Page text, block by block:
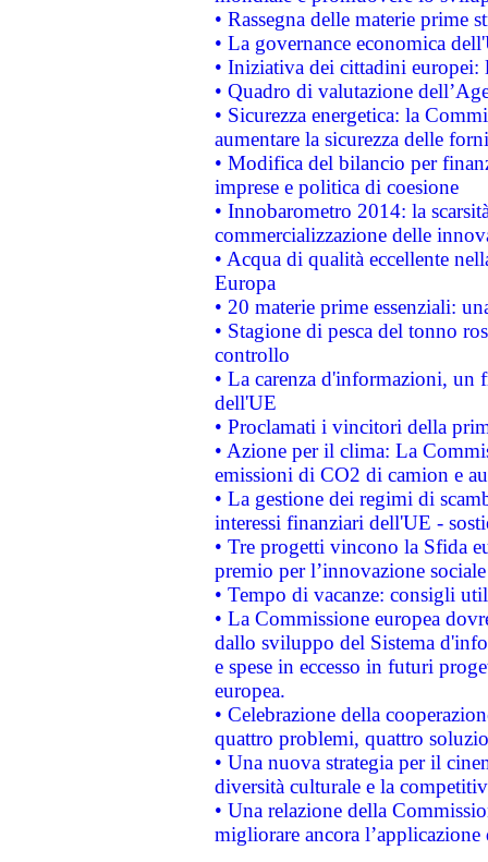
• Rassegna delle materie prime
• La governance economica
• Iniziativa dei cittadini
• Quadro di valutazione
• Sicurezza energetica: la
aumentare la sicurezza delle
• Modifica del bilancio per
imprese e politica di coesione
• Innobarometro 2014: la
commercializzazione delle
• Acqua di qualità eccellente
Europa
• 20 materie prime essenziali:
• Stagione di pesca del tonno
controllo
• La carenza d'informazioni, un
dell'UE
• Proclamati i vincitori della
• Azione per il clima: La
emissioni di CO2 di camion e
• La gestione dei regimi di
interessi finanziari dell'UE -
• Tre progetti vincono la Sfida
premio per l’innovazione sociale
• Tempo di vacanze: consigli
• La Commissione europea
dallo sviluppo del Sistema
e spese in eccesso in futuri
europea.
• Celebrazione della
quattro problemi, quattro
• Una nuova strategia per il
diversità culturale e la
• Una relazione della
migliorare ancora